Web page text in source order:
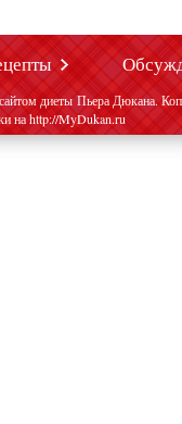
диеты Пьера Дюкана.
на http://MyDukan.ru